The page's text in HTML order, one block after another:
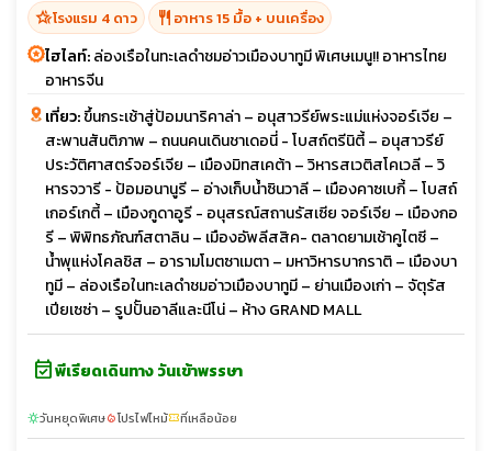
hotel_classโรงแรม 4 ดาว restaurant อาหาร 15 มื้อ + บนเครื่อง
ไฮไลท์:ล่องเรือในทะเลดำชมอ่าวเมืองบาทูมี พิเศษเมนู!! อาหารไทย
อาหารจีน
เที่ยว:ขึ้นกระเช้าสู่ป้อมนาริคาล่า – อนุสาวรีย์พระแม่แห่งจอร์เจีย –
สะพานสันติภาพ – ถนนคนเดินชาเดอนี่ - โบสถ์ตรีนิตี้ – อนุสาวรีย์
ประวัติศาสตร์จอร์เจีย – เมืองมิทสเคต้า – วิหารสเวติสโคเวลี – วิ
หารจวารี - ป้อมอนานูรี – อ่างเก็บน้ำซินวาลี – เมืองคาซเบกี้ – โบสถ์
เกอร์เกตี้ – เมืองกูดาอูรี - อนุสรณ์สถานรัสเซีย จอร์เจีย – เมืองกอ
รี – พิพิทธภัณฑ์สตาลิน – เมืองอัพลีสสิค- ตลาดยามเช้าคูไตซี –
น้ำพุแห่งโคลชิส – อารามโมตซาเมตา – มหาวิหารบากราติ – เมืองบา
ทูมี – ล่องเรือในทะเลดำชมอ่าวเมืองบาทูมี – ย่านเมืองเก่า – จัตุรัส
เปียเซซ่า – รูปป้ันอาลีและนีโน่ – ห้าง GRAND MALL
event_availableพีเรียดเดินทาง วันเข้าพรรษา
sunnyวันหยุดพิเศษlocal_fire_departmentโปรไฟไหม้confirmation_numberที่เหลือน้อย